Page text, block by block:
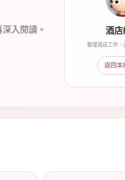
入閱讀。 酒店
整理酒店工作、
返回本